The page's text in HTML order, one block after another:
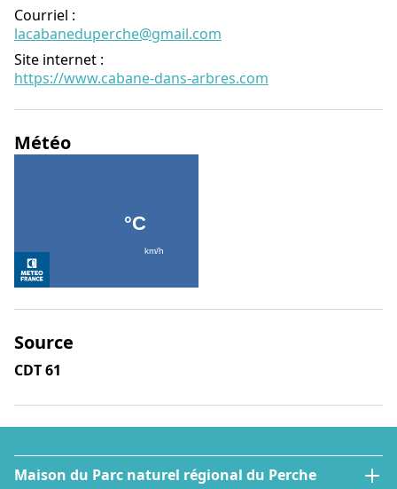
Courriel :
lacabaneduperche@gmail.com
Site internet :
https://www.cabane-dans-arbres.com
Météo
Source
CDT 61
Maison du Parc naturel régional du Perche